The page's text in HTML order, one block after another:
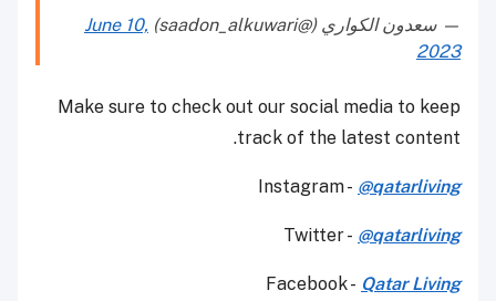
— سعدون الكواري (@saadon_alkuwari)
June 10,
2023
Make sure to check out our social media to keep
track of the latest content.
Instagram - @qatarliving
Twitter - @qatarliving
Facebook - Qatar Living